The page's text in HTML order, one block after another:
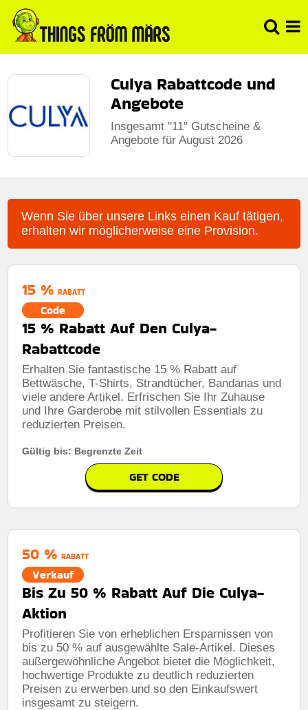
Culya Rabattcode und
Angebote
Insgesamt "11" Gutscheine &
Angebote für August 2026
Wenn Sie über unsere Links einen Kauf tätigen,
erhalten wir möglicherweise eine Provision.
15 % RABATT
Code
15 % Rabatt Auf Den Culya-
Rabattcode
Erhalten Sie fantastische 15 % Rabatt auf
Bettwäsche, T-Shirts, Strandtücher, Bandanas und
viele andere Artikel. Erfrischen Sie Ihr Zuhause
und Ihre Garderobe mit stilvollen Essentials zu
reduzierten Preisen.
Gültig bis: Begrenzte Zeit
GET CODE
50 % RABATT
Verkauf
Bis Zu 50 % Rabatt Auf Die Culya-
Aktion
Profitieren Sie von erheblichen Ersparnissen von
bis zu 50 % auf ausgewählte Sale-Artikel. Dieses
außergewöhnliche Angebot bietet die Möglichkeit,
hochwertige Produkte zu deutlich reduzierten
Preisen zu erwerben und so den Einkaufswert
insgesamt zu steigern.